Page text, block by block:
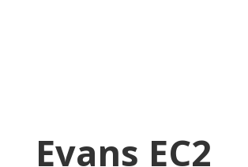
Evans EC2